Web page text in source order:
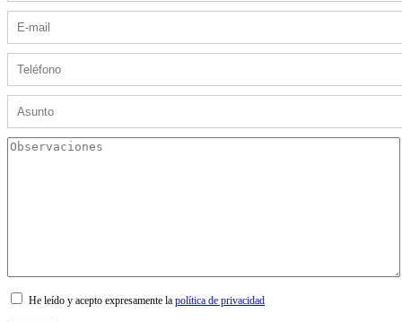
He leído y acepto expresamente la política de privacidad